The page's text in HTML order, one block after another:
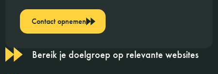
Contact opnemen
Bereik je doelgroep op relevante websites